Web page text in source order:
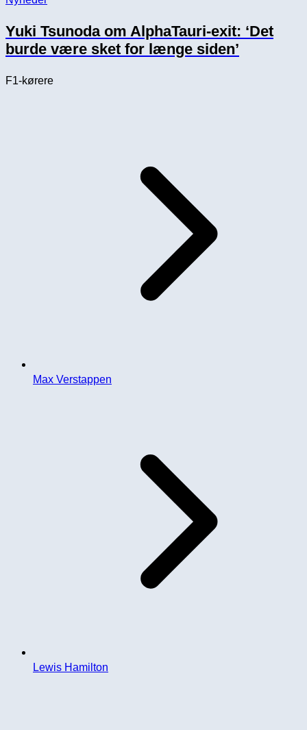
Yuki Tsunoda om AlphaTauri-exit: ‘Det
burde være sket for længe siden’
F1-kørere
Max Verstappen
Lewis Hamilton